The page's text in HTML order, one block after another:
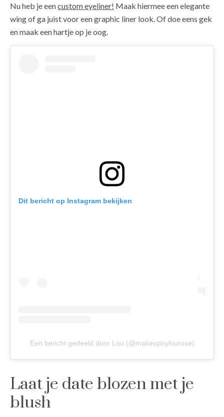
Nu heb je eencustom eyeliner! Maak hiermee een elegante
wing of ga juist voor een graphic liner look. Of doe eens gek
en maak een hartje op je oog.
Dit bericht op Instagram bekijken
Een bericht gedeeld door Lou (@makeupbylourose)
Laat je date blozen met je
blush